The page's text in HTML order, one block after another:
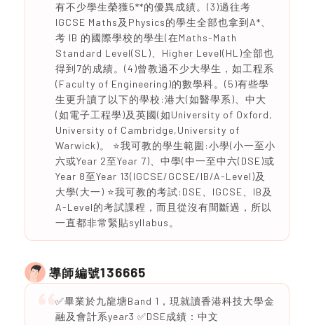
有不少學生榮獲5**的優異成績。(3)過往考
IGCSE Maths及Physics的學生全部也拿到A*、
考 IB 的國際學校的學生(在Maths-Math
Standard Level(SL)、Higher Level(HL)全部也
得到7的成績。(4)曾教過不少大學生，如工程系
(Faculty of Engineering)的數學科。(5)有些學
生更升讀了以下的學校:港大(如醫學系)、中大
(如電子工程學)及英國(如University of Oxford,
University of Cambridge,University of
Warwick)。 ⭐️我可教的學生範圍:小學(小一至小
六或Year 2至Year 7)、中學(中一至中六(DSE)或
Year 8至Year 13(IGCSE/GCSE/IB/A-Level)及
大學(大一) ⭐️我可教的考試:DSE、IGCSE、IB及
A-Level的考試課程，而且從沒有間斷過，所以
一直都非常緊貼syllabus。
導師編號136665
✅畢業於九龍塘Band 1，現就讀香港科技大學金
融及會計系year3 ✅DSE成績：中文